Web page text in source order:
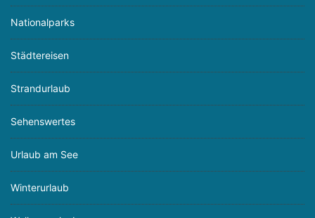
Nationalparks
Städtereisen
Strandurlaub
Sehenswertes
Urlaub am See
Winterurlaub